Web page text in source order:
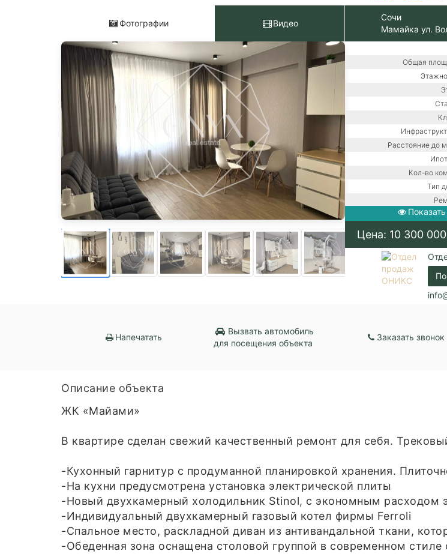
Фотографии Видео
Сочи
Мамайка ул.
Общая
Расстояние до
Кол-во
Тип
Цена: 10 300 000
Напечатать
Вызвать автомобиль
для посещения объекта
Заказать звонок
Описание объекта
ЖК «Майами»
В квартире сделан свежий качественный ремонт для себя.
-Кухонный гарнитур с продуманной планировкой хранения.
-На кухни предусмотрена установка электрической плиты
-Новый двухкамерный холодильник Stinol, с экономным расходом
-Индивидуальный двухкамерный газовый котел фирмы Ferroli
-Спальное место, раскладной диван из антивандальной ткани,
-Обеденная зона оснащена столовой группой в современном